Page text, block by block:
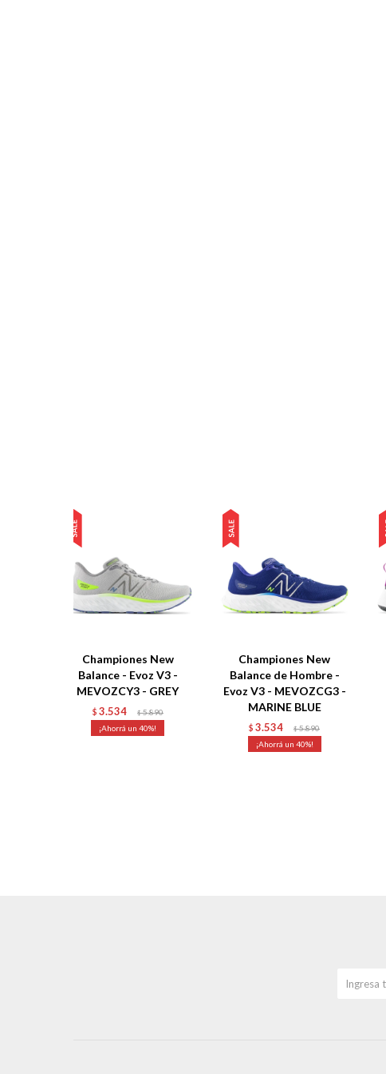
Championes New
Balance - Evoz V3 -
MEVOZCY3 - GREY
$ 3.534 $ 5.890
40
Championes New
Balance de Hombre -
Evoz V3 - MEVOZCG3 -
MARINE BLUE
$ 3.534 $ 5.890
40